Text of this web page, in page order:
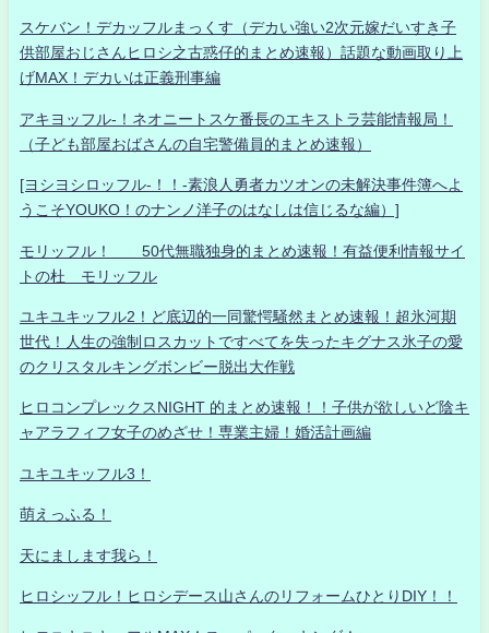
スケバン！デカッフルまっくす（デカい強い2次元嫁だいすき子
供部屋おじさんヒロシ之古惑仔的まとめ速報）話題な動画取り上
げMAX！デカいは正義刑事編
アキヨッフル-！ネオニートスケ番長のエキストラ芸能情報局！
（子ども部屋おばさんの自宅警備員的まとめ速報）
[ヨシヨシロッフル-！！-素浪人勇者カツオンの未解決事件簿へよ
うこそYOUKO！のナンノ洋子のはなしは信じるな編）]
モリッフル！ 50代無職独身的まとめ速報！有益便利情報サイ
トの杜 モリッフル
ユキユキッフル2！ど底辺的一同驚愕騒然まとめ速報！超氷河期
世代！人生の強制ロスカットですべてを失ったキグナス氷子の愛
のクリスタルキングボンビー脱出大作戦
ヒロコンプレックスNIGHT 的まとめ速報！！子供が欲しいど陰キ
ャアラフィフ女子のめざせ！専業主婦！婚活計画編
ユキユキッフル3！
萌えっふる！
天にまします我ら！
ヒロシッフル！ヒロシデース山さんのリフォームひとりDIY！！